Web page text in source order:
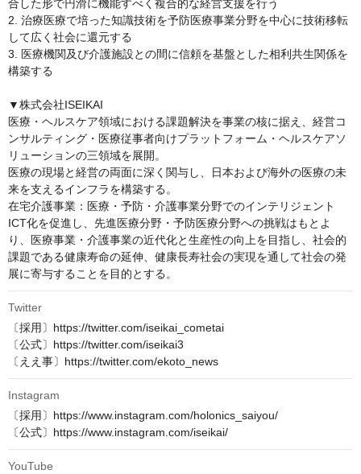
合した形で円滑に機能すべく複合的な経営支援を行う
2. 治療医療で培った知識技術を予防医療事業分野を中心に技術移転
して広く社会に還元する
3. 医療機関及び介護施設との間に信頼を基盤とした相利共生関係を
構築する
▼株式会社ISEIKAI
医療・ヘルスケア領域における課題解決を事業の核に据え、経営コ
ンサルティング・医療従事者向けプラットフォーム・ヘルスケアソ
リューションの三領域を展開。
医療の現場と経営の両面に深く関与し、日本および海外の医療の未
来を支えるインフラを構築する。
在宅介護事業：医療・予防・介護事業分野でのインテリジェント
ICT化を促進し、先進医療分野・予防医療分野への挑戦はもとよ
り、医療事業・介護事業の近代化と生産性の向上を目指し、社会的
課題である健康寿命の延伸、健康長寿社会の実現を通して社会の発
展に寄与することを目的とする。
Twitter
〔採用〕https://twitter.com/iseikai_cometai
〔公式〕https://twitter.com/iseikai3
〔ええ事〕https://twitter.com/ekoto_news
Instagram
〔採用〕https://www.instagram.com/holonics_saiyou/
〔公式〕https://www.instagram.com/iseikai/
YouTube